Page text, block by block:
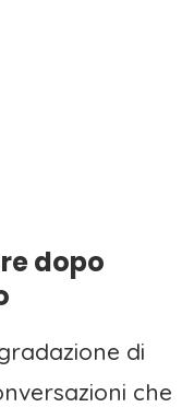
dopo
di
che